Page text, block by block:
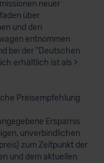
neuer
über
und den
entnommen
bei der "Deutschen
erhältlich ist als >
Preisempfehlung
Ersparnis
unverbindlichen
zum Zeitpunkt der
und dem aktuellen